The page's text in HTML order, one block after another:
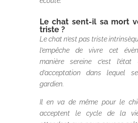
Le chat sent-il sa mort
triste ?
Le chat n’est pas triste
l’empêche de vivre cet
manière sereine c’est l’état
d’acceptation dans lequel
gardien.
Il en va de même pour le
acceptent le cycle de la